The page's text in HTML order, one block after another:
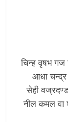
चिन्ह वृषभ गज
आधा
सेही
नील कमल वा